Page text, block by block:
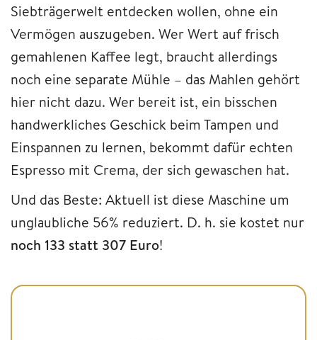
Siebträgerwelt entdecken wollen, ohne ein
Vermögen auszugeben. Wer Wert auf frisch
gemahlenen Kaffee legt, braucht allerdings
noch eine separate Mühle – das Mahlen gehört
hier nicht dazu. Wer bereit ist, ein bisschen
handwerkliches Geschick beim Tampen und
Einspannen zu lernen, bekommt dafür echten
Espresso mit Crema, der sich gewaschen hat.
Und das Beste: Aktuell ist diese Maschine um
unglaubliche 56% reduziert. D. h. sie kostet nur
noch 133 statt 307 Euro!